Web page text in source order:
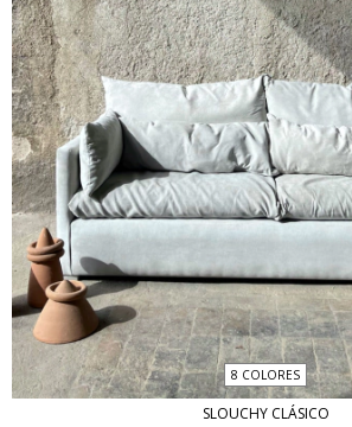
8 COLORES
SLOUCHY CLÁSICO